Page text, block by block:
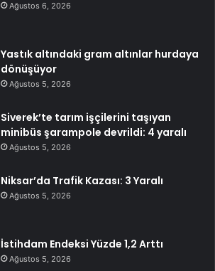
Ağustos 6, 2026
Yastık altındaki gram altınlar hurdaya
dönüşüyor
Ağustos 5, 2026
Siverek’te tarım işçilerini taşıyan
minibüs şarampole devrildi: 4 yaralı
Ağustos 5, 2026
Niksar’da Trafik Kazası: 3 Yaralı
Ağustos 5, 2026
İstihdam Endeksi Yüzde 1,2 Arttı
Ağustos 5, 2026